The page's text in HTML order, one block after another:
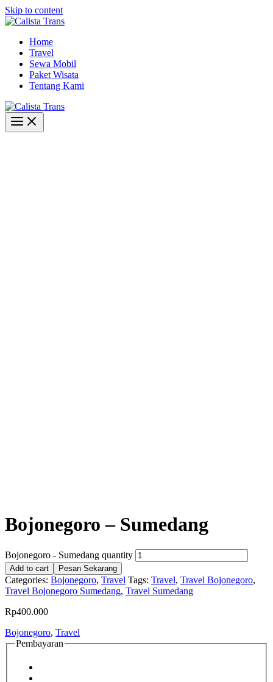
Skip to content
Home
Travel
Sewa Mobil
Paket Wisata
Tentang Kami
Bojonegoro – Sumedang
Bojonegoro - Sumedang quantity
Add to cart Pesan Sekarang
Categories: Bojonegoro, Travel Tags: Travel, Travel Bojonegoro,
Travel Bojonegoro Sumedang, Travel Sumedang
Rp400.000
Bojonegoro, Travel
Pembayaran